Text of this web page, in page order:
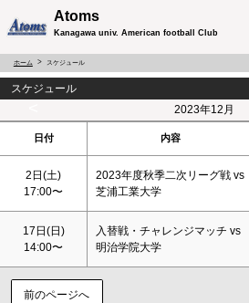
Atoms
Kanagawa univ. American football Club
ホーム スケジュール
スケジュール
2023年12月
日付 内容
2日(土)
17:00〜
2023年度秋季二次リーグ戦 vs
芝浦工業大学
17日(日)
14:00〜
入替戦・チャレンジマッチ vs
明治学院大学
前のページへ